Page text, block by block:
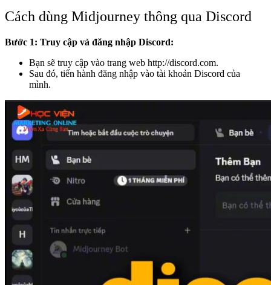
Cách dùng Midjourney thông qua Discord
Bước 1: Truy cập và đăng nhập Discord:
Bạn sẽ truy cập vào trang web http://discord.com.
Sau đó, tiến hành đăng nhập vào tài khoản Discord của
mình.